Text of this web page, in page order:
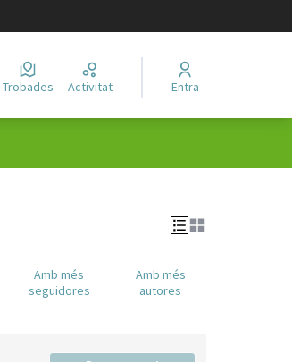
Trobades Activitat Entra
Amb més
seguidores
Amb més
autores